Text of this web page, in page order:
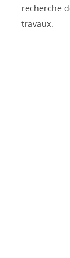
recherche
travaux.